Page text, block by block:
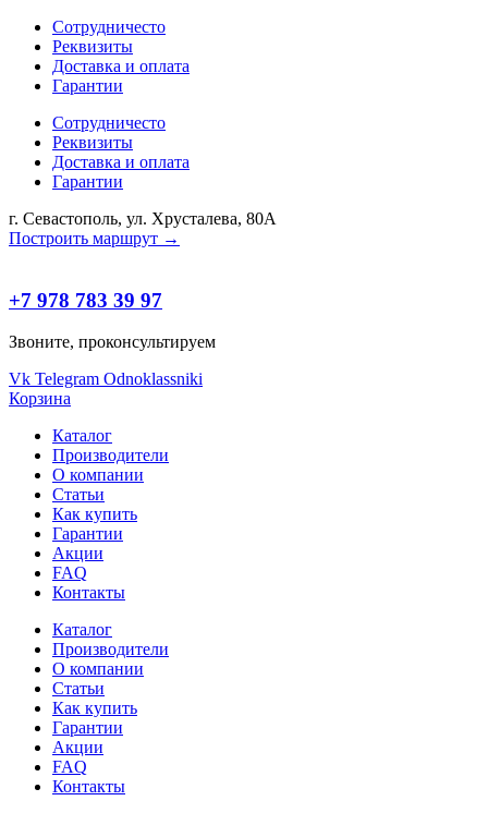
Сотрудничесто
Реквизиты
Доставка и оплата
Гарантии
Сотрудничесто
Реквизиты
Доставка и оплата
Гарантии
г. Севастополь, ул. Хрусталева, 80А
Построить маршрут →
+7 978 783 39 97
Звоните, проконсультируем
Vk Telegram Odnoklassniki
Корзина
Каталог
Производители
О компании
Статьи
Как купить
Гарантии
Акции
FAQ
Контакты
Каталог
Производители
О компании
Статьи
Как купить
Гарантии
Акции
FAQ
Контакты